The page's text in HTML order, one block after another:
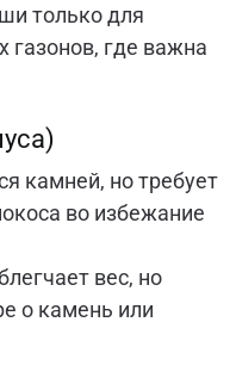
только для
газонов, где важна
камней, но требует
во избежание
вес, но
о камень или